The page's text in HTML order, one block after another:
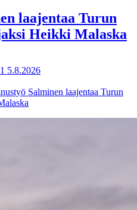
laajentaa Turun
Heikki Malaska
5.8.2026
Salminen laajentaa Turun